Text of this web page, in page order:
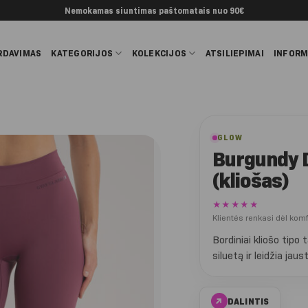
Nemokamas siuntimas paštomatais nuo 90€
KATEGORIJOS KOLEKCIJOS ATSILIEPIMAI
GLOW
Burgundy
(kliošas)
★★★★★
Klientės renkasi dėl
Bordiniai kliošo tipo
siluetą ir leidžia
↗ DALINTIS